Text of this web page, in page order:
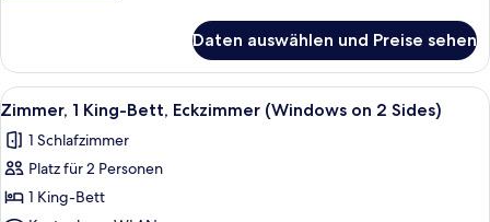
1 King-
Bett
Daten auswählen und Preise sehen
Alle
Fotos
für
Zimmer,
1 King-
Ein kleines Hotelzimmer mit Bett,
6
Zimmer, 1 King-Bett, Eckzimmer (Windows on 2 Sides)
1 Schlafzimmer
Platz für 2 Personen
1 King-Bett